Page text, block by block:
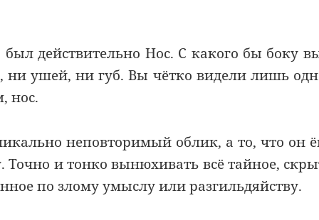
был действительно Нос. С какого бы боку
ни ушей, ни губ. Вы чётко видели лишь
нос.
неповторимый облик, а то, что он
Точно и тонко вынюхивать всётайное,
по злому умыслу или разгильдяйству.